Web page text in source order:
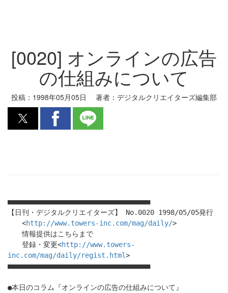
[0020] オンラインの広告
の仕組みについて
投稿： 1998年05月05日 著者： デジタルクリエイターズ編集部
■■■■■■■■■■■■■■■■■■■■■■■■■■■■■■■■■■■
【日刊・デジタルクリエイターズ】 No.0020 1998/05/05発行
<http://www.towers-inc.com/mag/daily/>
情報提供はこちらまで
登録・変更<http://www.towers-
inc.com/mag/daily/regist.html>
■■■■■■■■■■■■■■■■■■■■■■■■■■■■■■■■■■■
●本日のコラム『オンラインの広告の仕組みについて』